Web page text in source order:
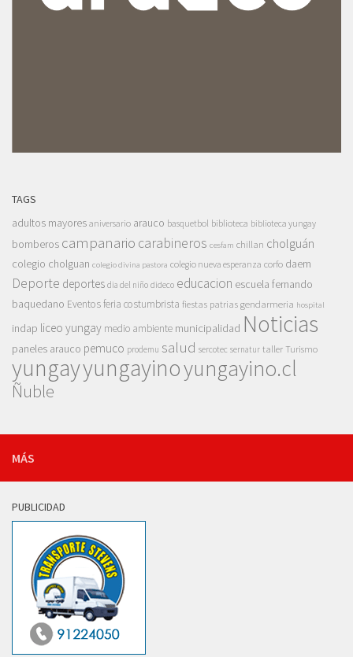
TAGS
adultos mayores aniversario arauco basquetbol biblioteca biblioteca yungay
bomberos campanario carabineros cesfam chillan cholguán
colegio cholguan colegio divina pastora colegio nueva esperanza corfo daem
Deporte deportes dia del niño dideco educacion escuela fernando
baquedano Eventosferia costumbrista fiestas patrias gendarmeria hospital
indap liceo yungay medio ambiente municipalidad Noticias
paneles arauco pemuco prodemu salud sercotec sernatur taller Turismo
yungayyungayinoyungayino.cl
Ñuble
MÁS
PUBLICIDAD